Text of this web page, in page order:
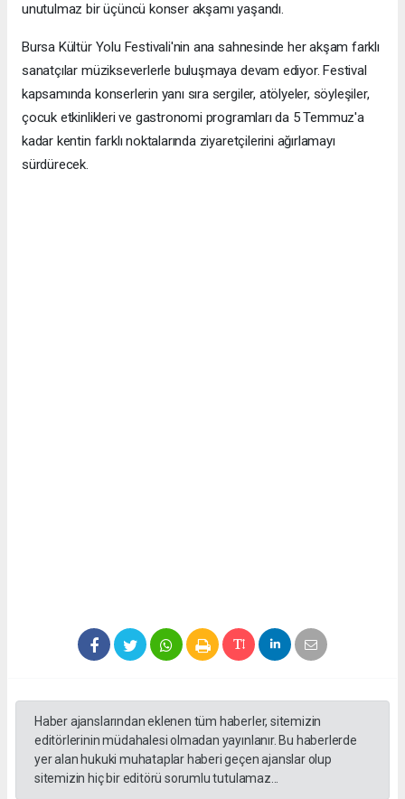
unutulmaz bir üçüncü konser akşamı yaşandı.
Bursa Kültür Yolu Festivali'nin ana sahnesinde her akşam farklı
sanatçılar müzikseverlerle buluşmaya devam ediyor. Festival
kapsamında konserlerin yanı sıra sergiler, atölyeler, söyleşiler,
çocuk etkinlikleri ve gastronomi programları da 5 Temmuz'a
kadar kentin farklı noktalarında ziyaretçilerini ağırlamayı
sürdürecek.
Haber ajanslarından eklenen tüm haberler, sitemizin
editörlerinin müdahalesi olmadan yayınlanır. Bu haberlerde
yer alan hukuki muhataplar haberi geçen ajanslar olup
sitemizin hiç bir editörü sorumlu tutulamaz...